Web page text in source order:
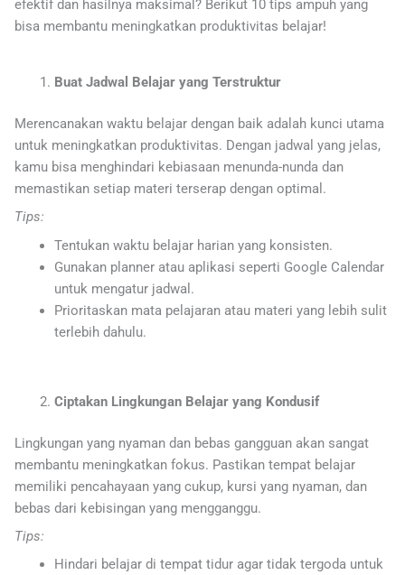
efektif dan hasilnya maksimal? Berikut 10 tips ampuh yang
bisa membantu meningkatkan produktivitas belajar!
Buat Jadwal Belajar yang Terstruktur
Merencanakan waktu belajar dengan baik adalah kunci utama
untuk meningkatkan produktivitas. Dengan jadwal yang jelas,
kamu bisa menghindari kebiasaan menunda-nunda dan
memastikan setiap materi terserap dengan optimal.
Tips:
Tentukan waktu belajar harian yang konsisten.
Gunakan planner atau aplikasi seperti Google Calendar
untuk mengatur jadwal.
Prioritaskan mata pelajaran atau materi yang lebih sulit
terlebih dahulu.
Ciptakan Lingkungan Belajar yang Kondusif
Lingkungan yang nyaman dan bebas gangguan akan sangat
membantu meningkatkan fokus. Pastikan tempat belajar
memiliki pencahayaan yang cukup, kursi yang nyaman, dan
bebas dari kebisingan yang mengganggu.
Tips:
Hindari belajar di tempat tidur agar tidak tergoda untuk